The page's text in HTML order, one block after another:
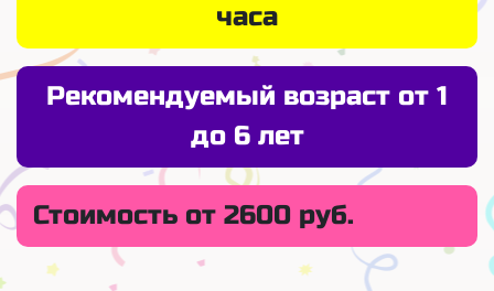
часа
Рекомендуемый возраст от 1
до 6 лет
Стоимость от 2600 руб.